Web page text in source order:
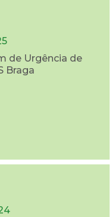
de Urgência de
Braga